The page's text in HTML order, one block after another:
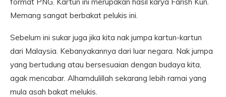
Memang sangat berbakat pelukis ini.
Sebelum ini sukar juga jika kita nak jumpa kartun-kartun
dari Malaysia. Kebanyakannya dari luar negara. Nak jumpa
yang bertudung atau bersesuaian dengan budaya kita,
agak mencabar. Alhamdulillah sekarang lebih ramai yang
mula asah bakat melukis.